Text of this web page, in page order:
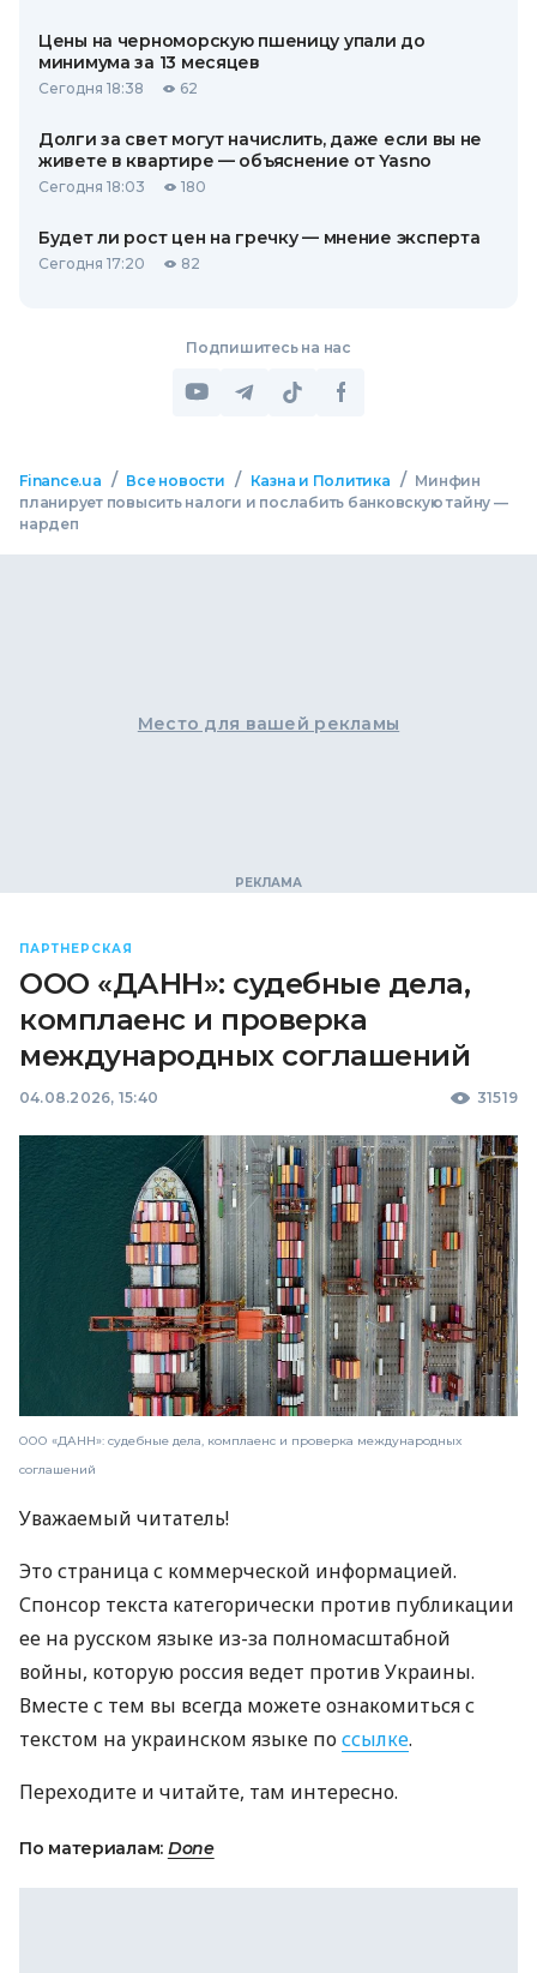
Цены на черноморскую пшеницу упали до
минимума за 13 месяцев
Сегодня 18:38 62
Долги за свет могут начислить, даже если вы не
живете в квартире — объяснение от Yasno
Сегодня 18:03 180
Будет ли рост цен на гречку — мнение эксперта
Сегодня 17:20 82
Подпишитесь на нас
Finance.ua / Все новости / Казна и Политика / Минфин
планирует повысить налоги и послабить банковскую тайну —
нардеп
Место для вашей рекламы
ПАРТНЕРСКАЯ
ООО «ДАНН»: судебные дела,
комплаенс и проверка
международных соглашений
04.08.2026, 15:40 31519
ООО «ДАНН»: судебные дела, комплаенс и проверка международных
соглашений
Уважаемый читатель!
Это страница с коммерческой информацией.
Спонсор текста категорически против публикации
ее на русском языке из-за полномасштабной
войны, которую россия ведет против Украины.
Вместе с тем вы всегда можете ознакомиться с
текстом на украинском языке поссылке.
Переходите и читайте, там интересно.
По материалам: Done